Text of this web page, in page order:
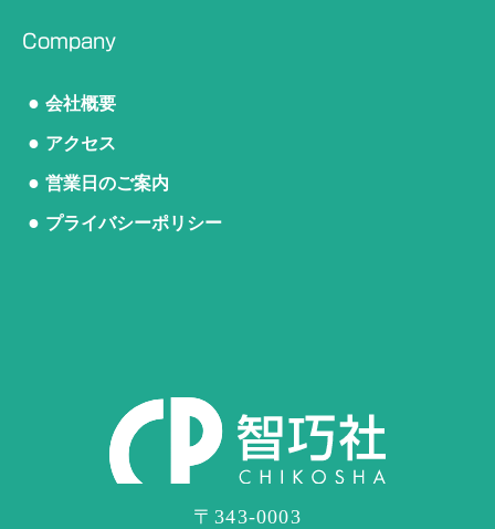
〒343-0003
Company
● 会社概要
● アクセス
● 営業日のご案内
● プライバシーポリシー